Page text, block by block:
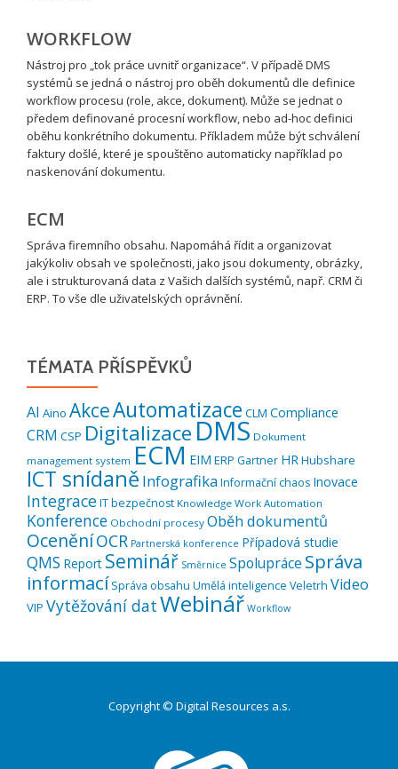
WORKFLOW
Nástroj pro „tok práce uvnitř organizace“. V případě DMS
systémů se jedná o nástroj pro oběh dokumentů dle definice
workflow procesu (role, akce, dokument). Může se jednat o
předem definované procesní workflow, nebo ad-hoc definici
oběhu konkrétního dokumentu. Příkladem může být schválení
faktury došlé, které je spouštěno automaticky například po
naskenování dokumentu.
ECM
Správa firemního obsahu. Napomáhá řídit a organizovat
jakýkoliv obsah ve společnosti, jako jsou dokumenty, obrázky,
ale i strukturovaná data z Vašich dalších systémů, např. CRM či
ERP. To vše dle uživatelských oprávnění.
TÉMATA PŘÍSPĚVKŮ
AI Aino AkceAutomatizace CLM Compliance
CRM CSP Digitalizace DMS Dokument
management system ECM EIM ERP Gartner HR Hubshare
ICT snídaně InfografikaInformační chaos Inovace
IntegraceIT bezpečnost Knowledge Work Automation
Konference Obchodní procesy Oběh dokumentů
OceněníOCR Partnerská konference Případová studie
QMS Report Seminář Směrnice Spolupráce Správa
informací Správa obsahu Umělá inteligence Veletrh Video
VIP Vytěžování datWebinář Workflow
Copyright © Digital Resources a.s.